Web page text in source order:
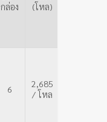
กล่อง
(โหล)
6
2,685
/ โหล